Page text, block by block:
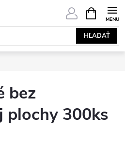
HĽADAŤ
KOŠÍK
bez
plochy 300ks